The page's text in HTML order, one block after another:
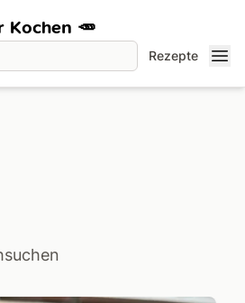
Rezepte
Kochen 🥕